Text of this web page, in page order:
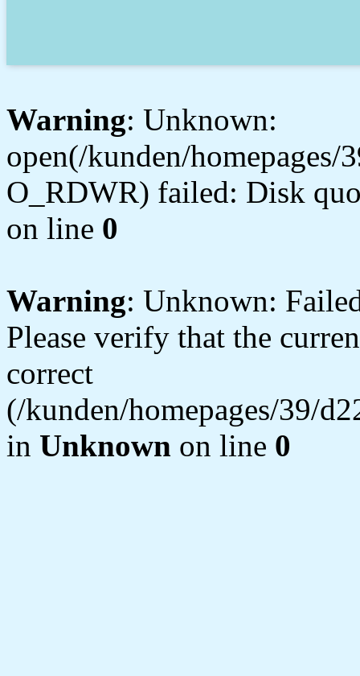
Warning: Unknown:
open(/kunden/homepages/
O_RDWR) failed: Disk
on line 0
Warning: Unknown:
Please verify that the
correct
(/kunden/homepages/39/
in Unknown on line 0